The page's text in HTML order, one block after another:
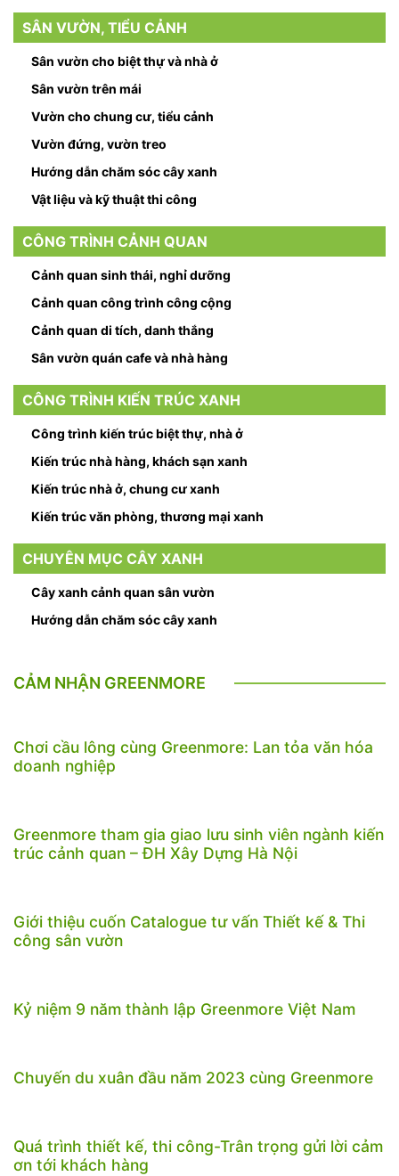
SÂN VƯỜN, TIỂU CẢNH
Sân vườn cho biệt thự và nhà ở
Sân vườn trên mái
Vườn cho chung cư, tiểu cảnh
Vườn đứng, vườn treo
Hướng dẫn chăm sóc cây xanh
Vật liệu và kỹ thuật thi công
CÔNG TRÌNH CẢNH QUAN
Cảnh quan sinh thái, nghỉ dưỡng
Cảnh quan công trình công cộng
Cảnh quan di tích, danh thắng
Sân vườn quán cafe và nhà hàng
CÔNG TRÌNH KIẾN TRÚC XANH
Công trình kiến trúc biệt thự, nhà ở
Kiến trúc nhà hàng, khách sạn xanh
Kiến trúc nhà ở, chung cư xanh
Kiến trúc văn phòng, thương mại xanh
CHUYÊN MỤC CÂY XANH
Cây xanh cảnh quan sân vườn
Hướng dẫn chăm sóc cây xanh
CẢM NHẬN GREENMORE
Chơi cầu lông cùng Greenmore: Lan tỏa văn hóa
doanh nghiệp
Greenmore tham gia giao lưu sinh viên ngành kiến
trúc cảnh quan – ĐH Xây Dựng Hà Nội
Giới thiệu cuốn Catalogue tư vấn Thiết kế & Thi
công sân vườn
Kỷ niệm 9 năm thành lập Greenmore Việt Nam
Chuyến du xuân đầu năm 2023 cùng Greenmore
Quá trình thiết kế, thi công-Trân trọng gửi lời cảm
ơn tới khách hàng